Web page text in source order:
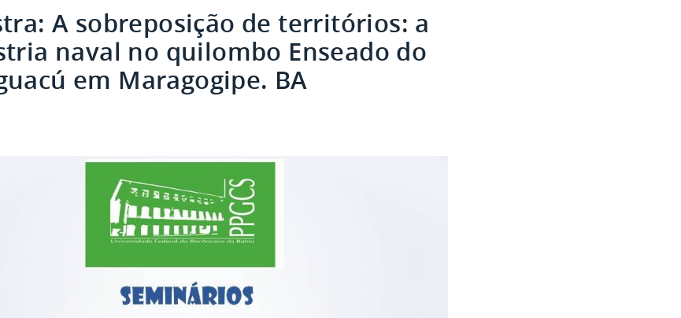
A sobreposição de territórios: a
naval no quilombo Enseado do
em Maragogipe. BA